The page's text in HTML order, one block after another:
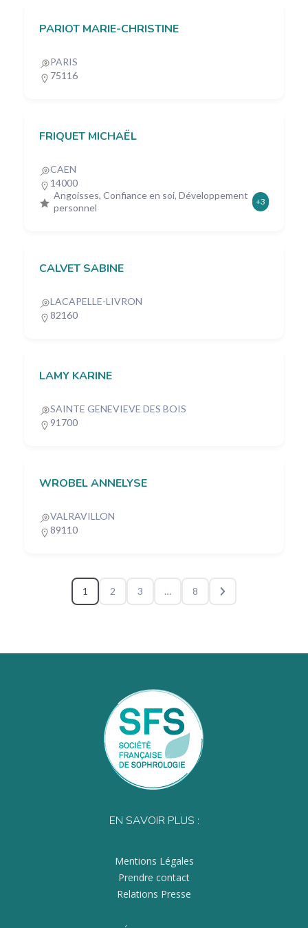
PARIOT MARIE-CHRISTINE
PARIS
75116
FRIQUET MICHAËL
CAEN
14000
Angoisses, Confiance en soi, Développement
personnel
+3
CALVET SABINE
LACAPELLE-LIVRON
82160
LAMY KARINE
SAINTE GENEVIEVE DES BOIS
91700
WROBEL ANNELYSE
VALRAVILLON
89110
1 2 3 … 8
EN SAVOIR PLUS :
Mentions Légales
Prendre contact
Relations Presse